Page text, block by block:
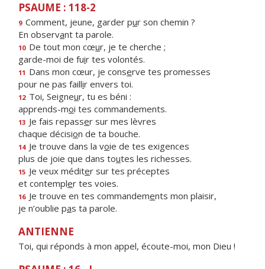
PSAUME : 118-2
9 Comment, jeune, garder pur son chemin ?
En observant ta parole.
10 De tout mon cœur, je te cherche ;
garde-moi de fuir tes volontés.
11 Dans mon cœur, je conserve tes promesses
pour ne pas faillir envers toi.
12 Toi, Seigneur, tu es béni :
apprends-moi tes commandements.
13 Je fais repasser sur mes lèvres
chaque décision de ta bouche.
14 Je trouve dans la voie de tes exigences
plus de joie que dans toutes les richesses.
15 Je veux méditer sur tes préceptes
et contempler tes voies.
16 Je trouve en tes commandements mon plaisir,
je n’oublie pas ta parole.
ANTIENNE
Toi, qui réponds à mon appel, écoute-moi, mon Dieu !